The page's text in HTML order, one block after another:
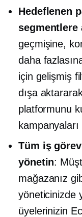
Hedeflenen
segmentlere
geçmişine,
daha
için gelişmiş
dışa
platformunu
Tüm iş
yönetin:
mağazanız
yöneticinizde
üyelerinizin